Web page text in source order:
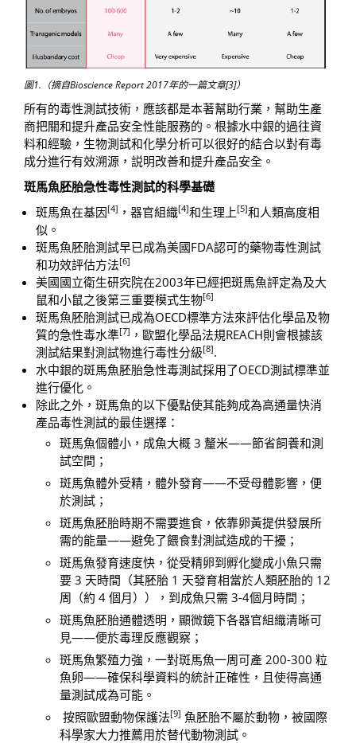
圖1.（摘自Bioscience Report 2017年的一篇文章[3]）
所有的毒性測試技術，應該都是本著幫助行業，幫助生產
商把關和提升產品安全性能服務的。根據水中銀的過往資
料和經驗，生物測試和化學分析可以很好的結合以對有毒
成分進行有效溯源，説明改善和提升產品安全。
斑馬魚胚胎急性毒性測試的科學基礎
斑馬魚在基因[4] ，器官組織[4]和生理上[5]和人類高度相
似。
斑馬魚胚胎測試早已成為美國FDA認可的藥物毒性測試
和功效評估方法[6]
美國國立衛生研究院在2003年已經把斑馬魚評定為及大
鼠和小鼠之後第三重要模式生物[6]
斑馬魚胚胎測試已成為OECD標準方法來評估化學品及物
質的急性毒水準[7] ，歐盟化學品法規REACH則會根據該
測試結果對測試物進行毒性分級[8].
水中銀的斑馬魚胚胎急性毒測試採用了OECD測試標準並
進行優化。
除此之外，斑馬魚的以下優點使其能夠成為高通量快消
產品毒性測試的最佳選擇：
斑馬魚個體小，成魚大概 3 釐米——節省飼養和測
試空間；
斑馬魚體外受精，體外發育——不受母體影響，便
於測試；
斑馬魚胚胎時期不需要進食，依靠卵黃提供發展所
需的能量——避免了餵食對測試造成的干擾；
斑馬魚發育速度快，從受精卵到孵化變成小魚只需
要 3 天時間（其胚胎 1 天發育相當於人類胚胎的 12
周（約 4 個月）），到成魚只需 3-4個月時間；
斑馬魚胚胎通體透明，顯微鏡下各器官組織清晰可
見——便於毒理反應觀察；
斑馬魚繁殖力強，一對斑馬魚一周可產 200-300 粒
魚卵——確保科學資料的統計正確性，且使得高通
量測試成為可能。
按照歐盟動物保護法[9] 魚胚胎不屬於動物，被國際
科學家大力推薦用於替代動物測試。